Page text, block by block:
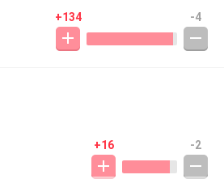
+134 -4
+16 -2